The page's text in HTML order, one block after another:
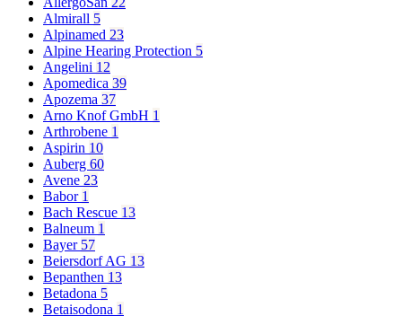
Almirall 5
Alpinamed 23
Alpine Hearing Protection 5
Angelini 12
Apomedica 39
Apozema 37
Arno Knof GmbH 1
Arthrobene 1
Aspirin 10
Auberg 60
Avene 23
Babor 1
Bach Rescue 13
Balneum 1
Bayer 57
Beiersdorf AG 13
Bepanthen 13
Betadona 5
Betaisodona 1